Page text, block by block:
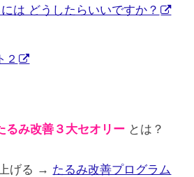
は どうしたらいいですか？
２
るみ改善３大セオリー とは？
げる → たるみ改善プログラム